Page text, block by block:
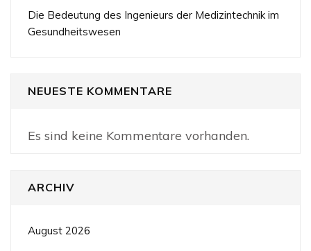
Die Bedeutung des Ingenieurs der Medizintechnik im
Gesundheitswesen
NEUESTE KOMMENTARE
Es sind keine Kommentare vorhanden.
ARCHIV
August 2026